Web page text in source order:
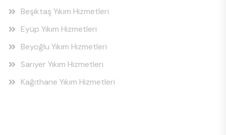
Beşiktaş Yıkım Hizmetleri
Eyüp Yıkım Hizmetleri
Beyoğlu Yıkım Hizmetleri
Sarıyer Yıkım Hizmetleri
Kağıthane Yıkım Hizmetleri